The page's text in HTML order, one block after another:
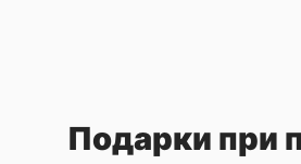
Подарки при